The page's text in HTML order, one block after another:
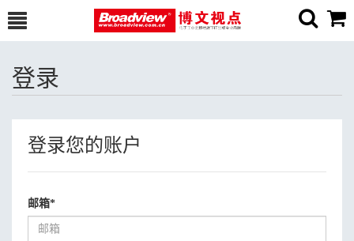
登录
登录您的账户
邮箱*